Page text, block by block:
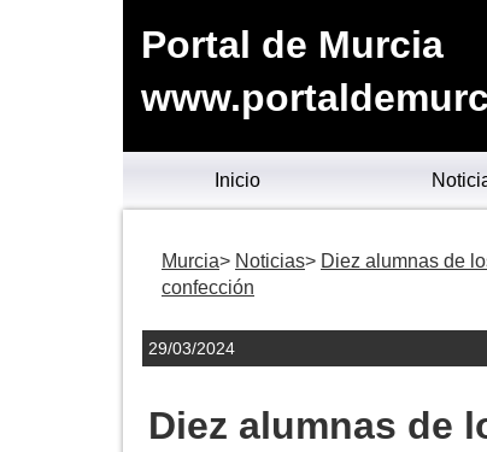
Portal de Murcia
Inicio
Murcia Noticias
Diez alumnas de
confección
29/03/2024
Diez alumnas de